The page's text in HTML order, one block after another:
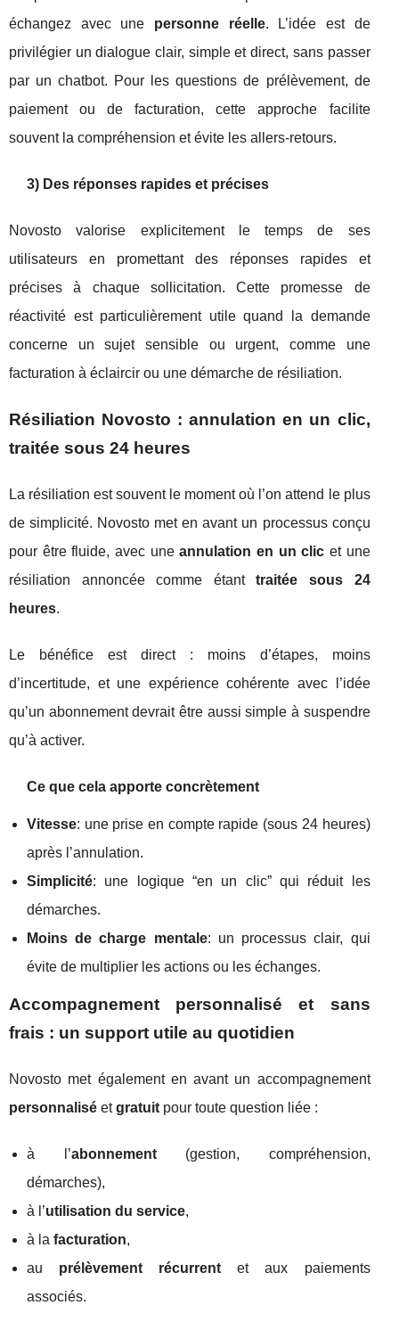
échangez avec une personne réelle. L’idée est de
privilégier un dialogue clair, simple et direct, sans passer
par un chatbot. Pour les questions de prélèvement, de
paiement ou de facturation, cette approche facilite
souvent la compréhension et évite les allers‑retours.
3) Des réponses rapides et précises
Novosto valorise explicitement le temps de ses
utilisateurs en promettant des réponses rapides et
précises à chaque sollicitation. Cette promesse de
réactivité est particulièrement utile quand la demande
concerne un sujet sensible ou urgent, comme une
facturation à éclaircir ou une démarche de résiliation.
Résiliation Novosto : annulation en un clic,
traitée sous 24 heures
La résiliation est souvent le moment où l’on attend le plus
de simplicité. Novosto met en avant un processus conçu
pour être fluide, avec uneannulation en un clic et une
résiliation annoncée comme étanttraitée sous 24
heures.
Le bénéfice est direct : moins d’étapes, moins
d’incertitude, et une expérience cohérente avec l’idée
qu’un abonnement devrait être aussi simple à suspendre
qu’à activer.
Ce que cela apporte concrètement
Vitesse: une prise en compte rapide (sous 24 heures)
après l’annulation.
Simplicité: une logique “en un clic” qui réduit les
démarches.
Moins de charge mentale: un processus clair, qui
évite de multiplier les actions ou les échanges.
Accompagnement personnalisé et sans
frais : un support utile au quotidien
Novosto met également en avant un accompagnement
personnalisé etgratuit pour toute question liée :
à l’abonnement(gestion, compréhension,
démarches),
à l’utilisation du service,
à la facturation,
au prélèvement récurrent et aux paiements
associés.